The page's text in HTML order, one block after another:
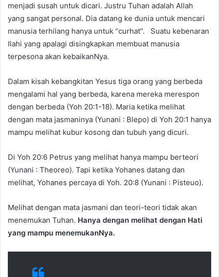
menjadi susah untuk dicari. Justru Tuhan adalah Allah
yang sangat personal. Dia datang ke dunia untuk mencari
manusia terhilang hanya untuk “curhat”. Suatu kebenaran
Ilahi yang apalagi disingkapkan membuat manusia
terpesona akan kebaikanNya.
Dalam kisah kebangkitan Yesus tiga orang yang berbeda
mengalami hal yang berbeda, karena mereka merespon
dengan berbeda (Yoh 20:1-18). Maria ketika melihat
dengan mata jasmaninya (Yunani : Blepo) di Yoh 20:1 hanya
mampu melihat kubur kosong dan tubuh yang dicuri.
Di Yoh 20:6 Petrus yang melihat hanya mampu berteori
(Yunani : Theoreo). Tapi ketika Yohanes datang dan
melihat, Yohanes percaya di Yoh. 20:8 (Yunani : Pisteuo).
Melihat dengan mata jasmani dan teori-teori tidak akan
menemukan Tuhan. Hanya dengan melihat dengan Hati
yang mampu menemukanNya.